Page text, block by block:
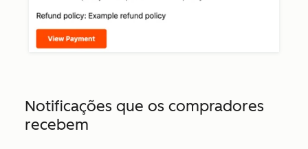
Notificações que os compradores
recebem